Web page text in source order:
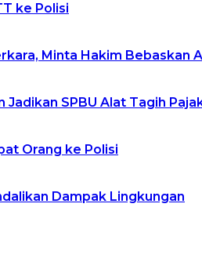
ke Polisi
Minta Hakim Bebaskan
SPBU Alat Tagih
Orang ke Polisi
Dampak Lingkungan